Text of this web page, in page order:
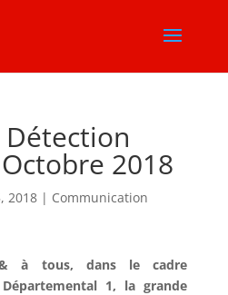
Détection
2018
2018| Communication
à tous, dans le cadre
1, la grande